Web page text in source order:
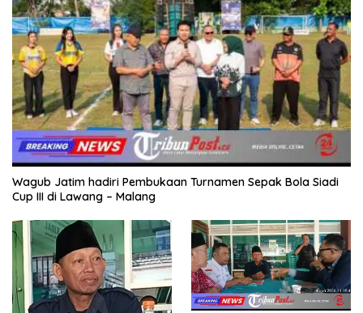
Wagub Jatim hadiri Pembukaan Turnamen Sepak Bola Siadi
Cup III di Lawang – Malang